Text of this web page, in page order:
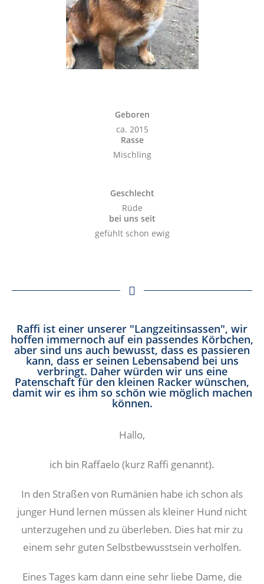
Geboren
ca. 2015
Rasse
Mischling
Geschlecht
Rüde
bei uns seit
gefühlt schon ewig
Raffi ist einer unserer "Langzeitinsassen", wir
hoffen immernoch auf ein passendes Körbchen,
aber sind uns auch bewusst, dass es passieren
kann, dass er seinen Lebensabend bei uns
verbringt. Daher würden wir uns eine
Patenschaft für den kleinen Racker wünschen,
damit wir es ihm so schön wie möglich machen
können.
Hallo,
ich bin Raffaelo (kurz Raffi genannt).
In den Straßen von Rumänien habe ich schon als
junger Hund lernen müssen als kleiner Hund nicht
unterzugehen und zu überleben. Dies hat mir zu
einem sehr guten Selbstbewusstsein verholfen.
Eines Tages kam dann eine sehr liebe Dame, die